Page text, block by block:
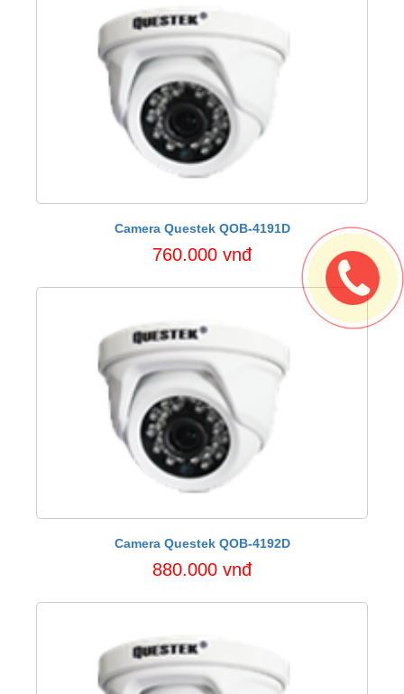
Camera Questek QOB-4191D
760.000 vnđ
Camera Questek QOB-4192D
880.000 vnđ